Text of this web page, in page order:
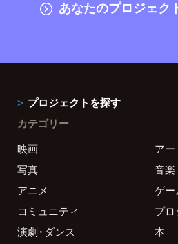
あなたのプロジェク
プロジェクトを探す
カテゴリー
映画
アー
写真
音楽
アニメ
ゲー
コミュニティ
プロ
演劇・ダンス
本